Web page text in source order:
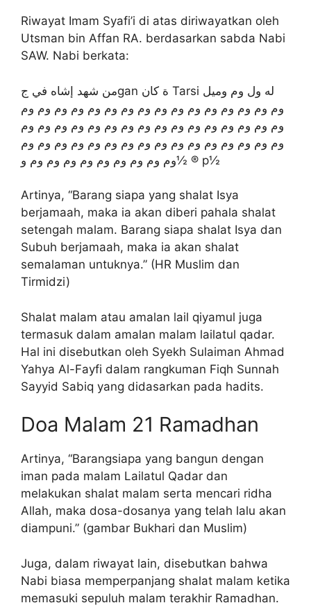
Riwayat Imam Syafi’i di atas diriwayatkan oleh
Utsman bin Affan RA. berdasarkan sabda Nabi
SAW. Nabi berkata:
من شهد إشاه في جgan ة كان Tarsi له ول وم وميل
وم وم وم وم وم وم وم وم وم وم وم وم وم وم وم وم
وم وم وم وم وم وم وم وم وم وم وم وم وم وم وم وم
وم وم وم وم وم وم وم وم وم وم وم وم وم وم وم وم
وم وم وم وم وم وم وم وم وم و½ ® p½
Artinya, “Barang siapa yang shalat Isya
berjamaah, maka ia akan diberi pahala shalat
setengah malam. Barang siapa shalat Isya dan
Subuh berjamaah, maka ia akan shalat
semalaman untuknya.” (HR Muslim dan
Tirmidzi)
Shalat malam atau amalan lail qiyamul juga
termasuk dalam amalan malam lailatul qadar.
Hal ini disebutkan oleh Syekh Sulaiman Ahmad
Yahya Al-Fayfi dalam rangkuman Fiqh Sunnah
Sayyid Sabiq yang didasarkan pada hadits.
Doa Malam 21 Ramadhan
Artinya, “Barangsiapa yang bangun dengan
iman pada malam Lailatul Qadar dan
melakukan shalat malam serta mencari ridha
Allah, maka dosa-dosanya yang telah lalu akan
diampuni.” (gambar Bukhari dan Muslim)
Juga, dalam riwayat lain, disebutkan bahwa
Nabi biasa memperpanjang shalat malam ketika
memasuki sepuluh malam terakhir Ramadhan.